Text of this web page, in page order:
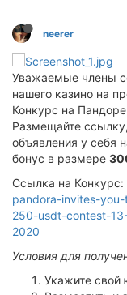
neerer
Уважаемые члены
нашего казино на
Конкурс на
Размещайте
объявления у себя
бонус в размере
Ссылка на Конкурс:
pandora-invites-
250-usdt-contest-
2020
Условия для
Укажите свой